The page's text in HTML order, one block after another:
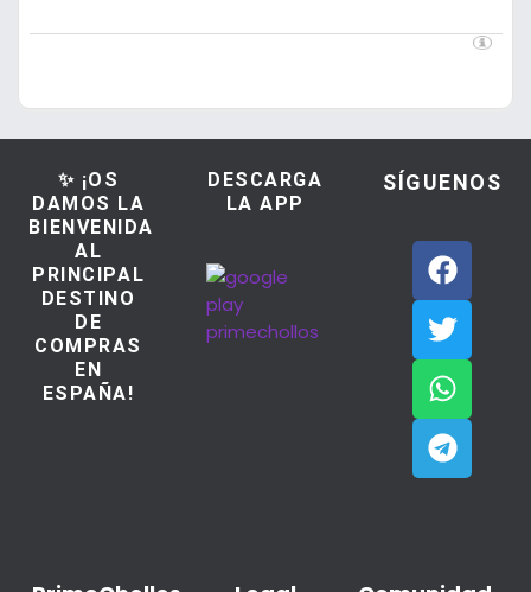
✨ ¡OS
DAMOS LA
BIENVENIDA
AL
PRINCIPAL
DESTINO
DE
COMPRAS
EN
ESPAÑA!
DESCARGA
LA APP
SÍGUENOS